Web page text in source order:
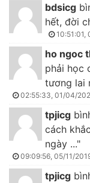
bdsicg
hết, đời
ho ngoc
phải học
tương lai
02:55:33, 01/04/
tpjicg
cách
ngày ..."
09:09:56, 05/11/
tpjicg